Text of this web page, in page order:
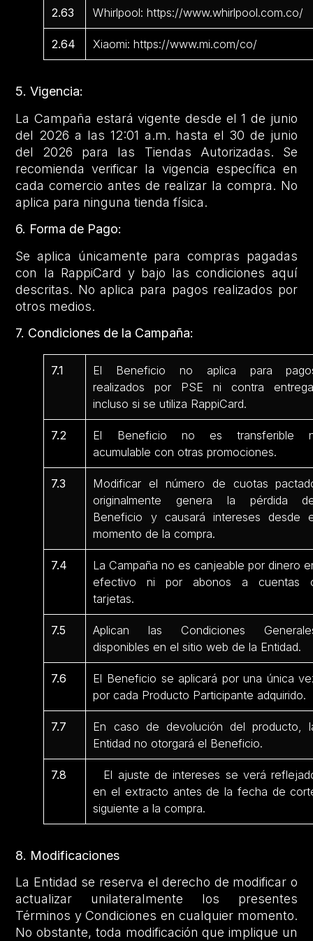
2.63 Whirlpool: https://www.whirlpool.com.co/
2.64 Xiaomi: https://www.mi.com/co/
5. Vigencia:
La Campaña estará vigente desde el 1 de junio
del 2026 a las 12:01 a.m. hasta el 30 de junio
del 2026 para las Tiendas Autorizadas. Se
recomienda verificar la vigencia específica en
cada comercio antes de realizar la compra. No
aplica para ninguna tienda física.
6. Forma de Pago:
Se aplica únicamente para compras pagadas
con la RappiCard y bajo las condiciones aquí
descritas. No aplica para pagos realizados por
otros medios.
7. Condiciones de la Campaña:
7.1
El Beneficio no aplica para
realizados por PSE ni contra
incluso si se utiliza RappiCard.
7.2
El Beneficio no es transferible
acumulable con otras promociones.
7.3
Modificar el número de cuotas
originalmente genera la pérdida
Beneficio y causará intereses desde
momento de la compra.
7.4
La Campaña no es canjeable por dinero
efectivo ni por abonos a cuentas
tarjetas.
7.5
Aplican las Condiciones
disponibles en el sitio web de la Entidad.
7.6
El Beneficio se aplicará por una única
por cada Producto Participante adquirido.
7.7
En caso de devolución del producto,
Entidad no otorgará el Beneficio.
7.8
El ajuste de intereses se verá
en el extracto antes de la fecha de
siguiente a la compra.
8. Modificaciones
La Entidad se reserva el derecho de modificar o
actualizar unilateralmente los presentes
Términos y Condiciones en cualquier momento.
No obstante, toda modificación que implique un